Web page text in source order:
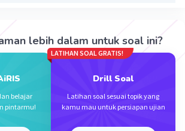
lebih dalam untuk soal ini?
belajar
pintarmu!
LATIHAN SOAL GRATIS!
Drill Soal
Latihan soal sesuai topik yang
kamu mau untuk persiapan ujian